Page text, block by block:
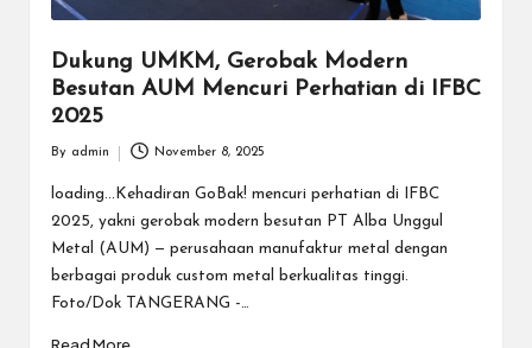
Dukung UMKM, Gerobak Modern
Besutan AUM Mencuri Perhatian di IFBC
2025
by
By admin November 8, 2025
loading...Kehadiran GoBak! mencuri perhatian di IFBC
2025, yakni gerobak modern besutan PT Alba Unggul
Metal (AUM) — perusahaan manufaktur metal dengan
berbagai produk custom metal berkualitas tinggi.
Foto/Dok TANGERANG -…